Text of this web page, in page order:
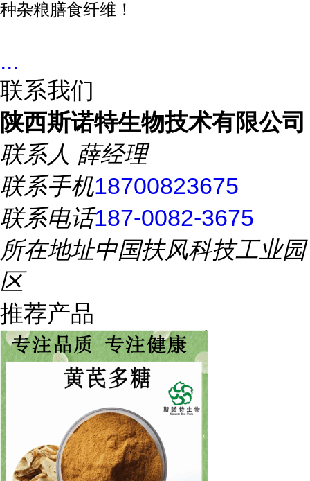
种杂粮膳食纤维！
...
联系我们
陕西斯诺特生物技术有限公司
联系人 薛经理
联系手机18700823675
联系电话187-0082-3675
所在地址中国扶风科技工业园
区
推荐产品